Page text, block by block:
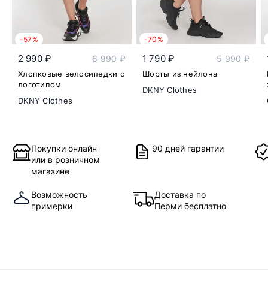
-57%
2 990 ₽ 6 990 ₽
Хлопковые велосипедки с
логотипом
DKNY Clothes
-70%
1 790 ₽ 5 990 ₽
Шорты из нейлона
DKNY Clothes
Покупки онлайн
или в розничном
магазине
90 дней гарантии
Возможность
примерки
Доставка по
Перми бесплатно